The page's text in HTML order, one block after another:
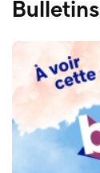
Bulletins